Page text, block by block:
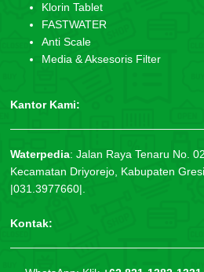
Klorin Tablet
FASTWATER
Anti Scale
Media & Aksesoris Filter
Kantor Kami:
Waterpedia: Jalan Raya Tenaru No.
Kecamatan Driyorejo, Kabupaten
|031.3977660|.
Kontak: